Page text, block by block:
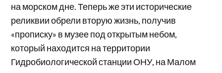
на морском дне. Теперь же эти исторические
реликвии обрели вторую жизнь, получив
«прописку» в музее под открытым небом,
который находится на территории
Гидробиологической станции ОНУ, на Малом